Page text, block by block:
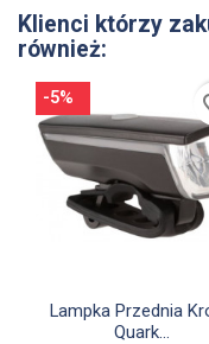
Klienci którzy
również:
Szybki
Lampka Przednia
Quark...
-5%